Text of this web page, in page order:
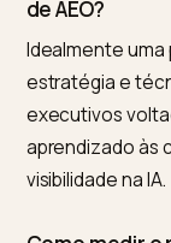
Porque a
Quando o
citam poucas
demanda
melhor os